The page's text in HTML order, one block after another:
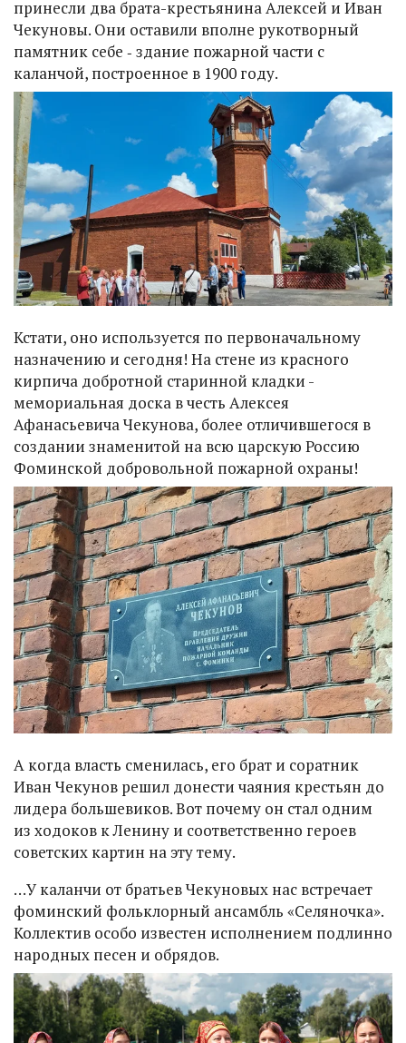
принесли два брата-крестьянина Алексей и Иван
Чекуновы. Они оставили вполне рукотворный
памятник себе ‑ здание пожарной части с
каланчой, построенное в 1900 году.
Кстати, оно используется по первоначальному
назначению и сегодня! На стене из красного
кирпича добротной старинной кладки -
мемориальная доска в честь Алексея
Афанасьевича Чекунова, более отличившегося в
создании знаменитой на всю царскую Россию
Фоминской добровольной пожарной охраны!
А когда власть сменилась, его брат и соратник
Иван Чекунов решил донести чаяния крестьян до
лидера большевиков. Вот почему он стал одним
из ходоков к Ленину и соответственно героев
советских картин на эту тему.
…У каланчи от братьев Чекуновых нас встречает
фоминский фольклорный ансамбль «Селяночка».
Коллектив особо известен исполнением подлинно
народных песен и обрядов.